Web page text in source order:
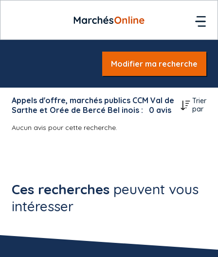
Modifier ma recherche
Appels d'offre, marchés publics CCM Val de
Sarthe et Orée de Bercé Bel inois :
0 avis
Trier
par
Aucun avis pour cette recherche.
Ces recherches peuvent vous
intéresser